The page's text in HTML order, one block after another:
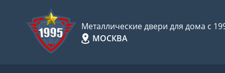
Металлические двери для дома с
МОСКВА